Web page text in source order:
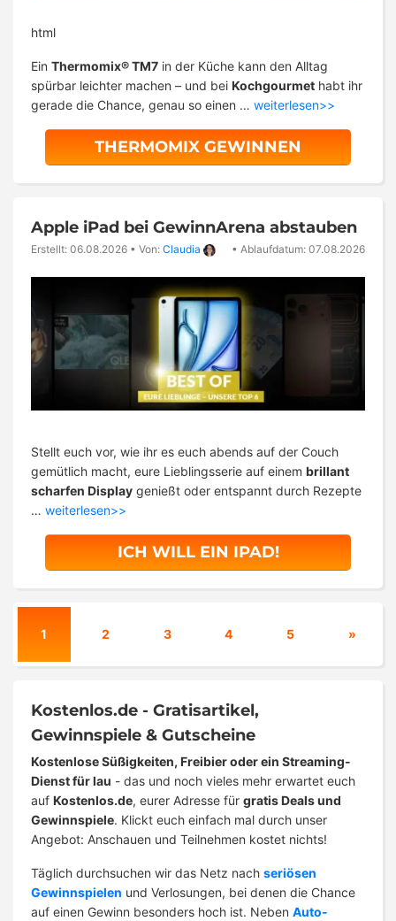
html
Ein Thermomix® TM7 in der Küche kann den Alltag
spürbar leichter machen – und bei Kochgourmet habt ihr
gerade die Chance, genau so einen … weiterlesen>>
THERMOMIX GEWINNEN
Apple iPad bei GewinnArena abstauben
Erstellt: 06.08.2026 • Von: Claudia • Ablaufdatum: 07.08.2026
Stellt euch vor, wie ihr es euch abends auf der Couch
gemütlich macht, eure Lieblingsserie auf einem brillant
scharfen Display genießt oder entspannt durch Rezepte
… weiterlesen>>
ICH WILL EIN IPAD!
1 2 3 4 5 »
Kostenlos.de - Gratisartikel,
Gewinnspiele & Gutscheine
Kostenlose Süßigkeiten, Freibier oder ein Streaming-
Dienst für lau - das und noch vieles mehr erwartet euch
auf Kostenlos.de, eurer Adresse für gratis Deals und
Gewinnspiele. Klickt euch einfach mal durch unser
Angebot: Anschauen und Teilnehmen kostet nichts!
Täglich durchsuchen wir das Netz nach seriösen
Gewinnspielen und Verlosungen, bei denen die Chance
auf einen Gewinn besonders hoch ist. Neben Auto-